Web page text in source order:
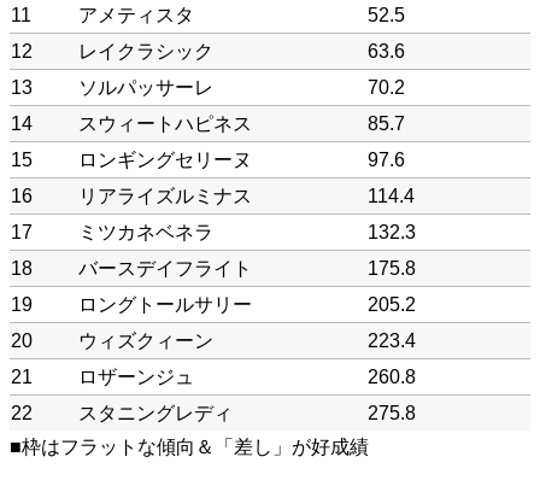
11
アメティスタ
52.5
12
レイクラシック
63.6
13
ソルパッサーレ
70.2
14
スウィートハピネス
85.7
15
ロンギングセリーヌ
97.6
16
リアライズルミナス
114.4
17
ミツカネベネラ
132.3
18
バースデイフライト
175.8
19
ロングトールサリー
205.2
20
ウィズクィーン
223.4
21
ロザーンジュ
260.8
22
スタニングレディ
275.8
■枠はフラットな傾向＆「差し」が好成績